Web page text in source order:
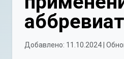
Добавлено: 11.10.2024 |